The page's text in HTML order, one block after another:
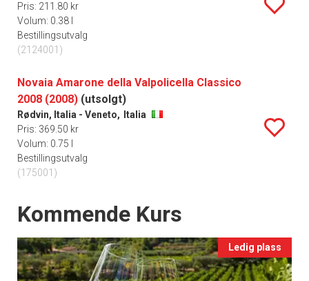
Pris: 211.80 kr
Volum: 0.38 l
Bestillingsutvalg
(2124001)
Novaia Amarone della Valpolicella Classico
2008 (2008) (utsolgt)
Rødvin, Italia - Veneto,
Italia
Pris: 369.50 kr
Volum: 0.75 l
Bestillingsutvalg
(175001)
Events
Kommende Kurs
Ledig plass